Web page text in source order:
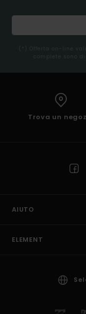
(*) Offerta on-line
complete sono
Trova un
AIUTO
ELEMENT